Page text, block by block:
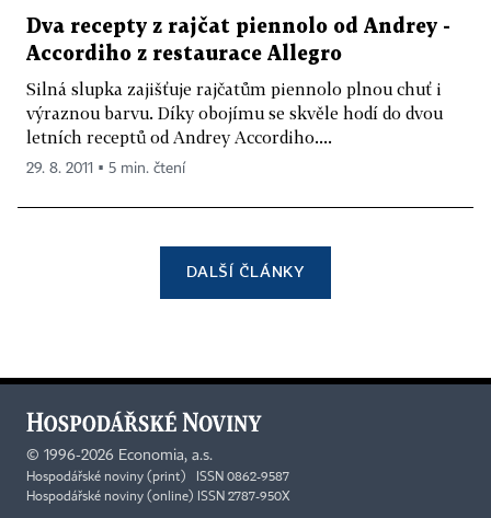
Dva recepty z rajčat piennolo od Andrey ­
Accordiho z restaurace Allegro
Silná slupka zajišťuje rajčatům piennolo plnou chuť i
výraznou ­barvu. Díky obojímu se skvěle hodí do dvou
letních receptů od Andrey ­Accordiho....
29. 8. 2011 ▪ 5 min. čtení
DALŠÍ ČLÁNKY
© 1996-2026 Economia, a.s.
Hospodářské noviny (print) ISSN 0862-9587
Hospodářské noviny (online) ISSN 2787-950X